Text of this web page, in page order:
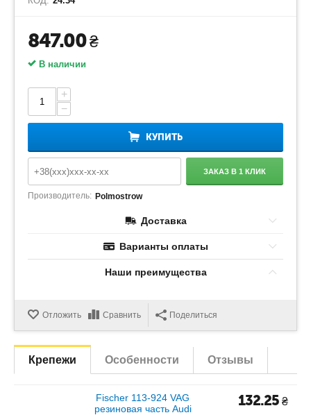
847.00₴
В наличии
+
−
КУПИТЬ
ЗАКАЗ В 1 КЛИК
Производитель: Polmostrow
Доставка
Варианты оплаты
Наши преимущества
Отложить Сравнить Поделиться
Крепежи Особенности Отзывы
Fischer 113-924 VAG
резиновая часть Audi
132.25 ₴